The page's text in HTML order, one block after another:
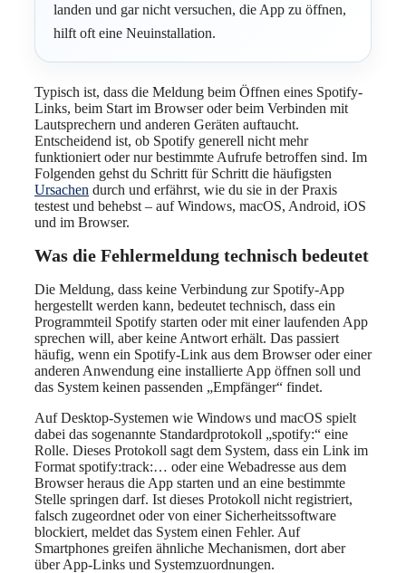
landen und gar nicht versuchen, die App zu öffnen,
hilft oft eine Neuinstallation.
Typisch ist, dass die Meldung beim Öffnen eines Spotify-
Links, beim Start im Browser oder beim Verbinden mit
Lautsprechern und anderen Geräten auftaucht.
Entscheidend ist, ob Spotify generell nicht mehr
funktioniert oder nur bestimmte Aufrufe betroffen sind. Im
Folgenden gehst du Schritt für Schritt die häufigsten
Ursachen durch und erfährst, wie du sie in der Praxis
testest und behebst – auf Windows, macOS, Android, iOS
und im Browser.
Was die Fehlermeldung technisch bedeutet
Die Meldung, dass keine Verbindung zur Spotify-App
hergestellt werden kann, bedeutet technisch, dass ein
Programmteil Spotify starten oder mit einer laufenden App
sprechen will, aber keine Antwort erhält. Das passiert
häufig, wenn ein Spotify-Link aus dem Browser oder einer
anderen Anwendung eine installierte App öffnen soll und
das System keinen passenden „Empfänger“ findet.
Auf Desktop-Systemen wie Windows und macOS spielt
dabei das sogenannte Standardprotokoll „spotify:“ eine
Rolle. Dieses Protokoll sagt dem System, dass ein Link im
Format spotify:track:… oder eine Webadresse aus dem
Browser heraus die App starten und an eine bestimmte
Stelle springen darf. Ist dieses Protokoll nicht registriert,
falsch zugeordnet oder von einer Sicherheitssoftware
blockiert, meldet das System einen Fehler. Auf
Smartphones greifen ähnliche Mechanismen, dort aber
über App-Links und Systemzuordnungen.